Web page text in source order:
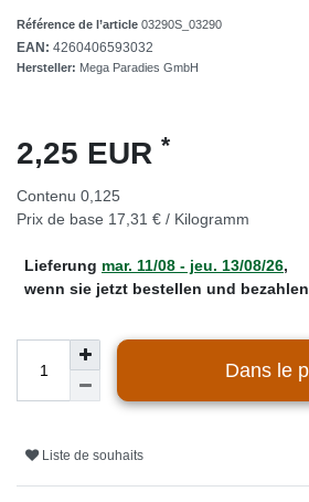
Référence de l’article 03290S_03290
EAN: 4260406593032
Hersteller: Mega Paradies GmbH
2,25 EUR *
Contenu 0,125
Prix de base 17,31 € / Kilogramm
Lieferung mar. 11/08 - jeu. 13/08/26,
wenn sie jetzt bestellen und bezahlen
Dans le
Liste de souhaits